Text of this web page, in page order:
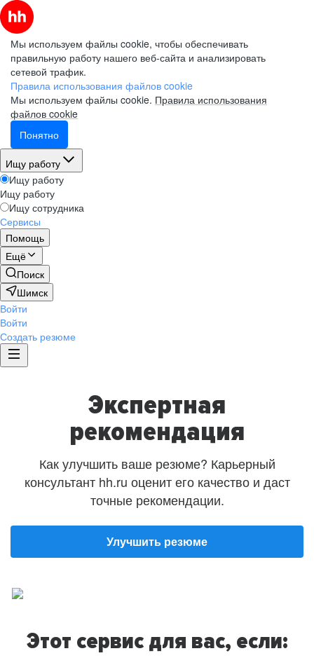
Мы используем файлы cookie, чтобы обеспечивать
правильную работу нашего веб-сайта и анализировать
сетевой трафик.
Правила использования файлов cookie
Мы используем файлы cookie. Правила использования
файлов cookie
Понятно
Ищу работу
Ищу работу
Ищу работу
Ищу сотрудника
Сервисы
Помощь
Ещё
Поиск
Шимск
Войти
Войти
Создать резюме
Экспертная
рекомендация
Как улучшить ваше резюме? Карьерный
консультант hh.ru оценит его качество и даст
точные рекомендации.
Улучшить резюме
Этот сервис для вас, если: